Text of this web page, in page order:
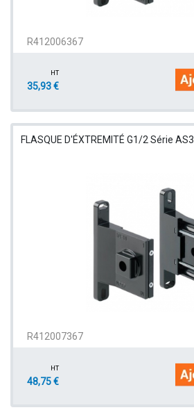
R412006367
HT
35,93 €
FLASQUE D'ÉXTREMITÉ G1/2 Série AS3
R412007367
HT
48,75 €